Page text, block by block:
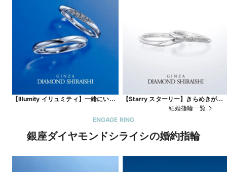
【Illumity イリュミティ】一緒にいる
【Starry スターリー】きらめきがひ
ときわ強い、一筋の流れ星
結婚指輪一覧
ENGAGE RING
銀座ダイヤモンドシライシの婚約指輪